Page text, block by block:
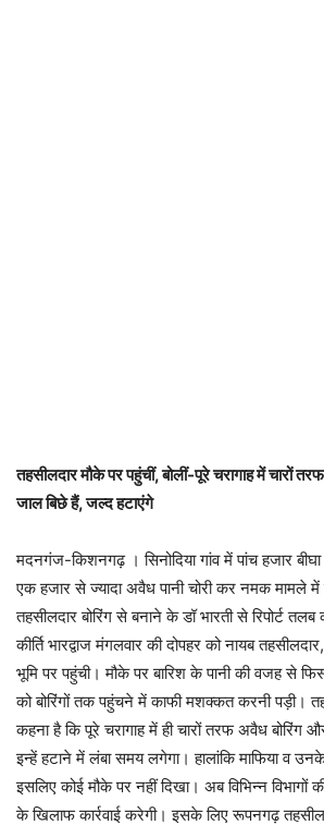
तहसीलदार मौके पर पहुंचीं, बोलीं-पूरे चरागाह में चारों
जाल बिछे हैं, जल्द हटाएंगे
मदनगंज-किशनगढ़ । सिनोदिया गांव में पांच हजार बीघा
एक हजार से ज्यादा अवैध पानी चोरी कर नमक मामले में
तहसीलदार बोरिंग से बनाने के डॉ भारती से रिपोर्ट
कीर्ति भारद्वाज मंगलवार की दोपहर को नायब
भूमि पर पहुंची। मौके पर बारिश के पानी की वजह से
को बोरिंगों तक पहुंचने में काफी मशक्कत करनी पड़ी।
कहना है कि पूरे चरागाह में ही चारों तरफ अवैध बोरिंग
इन्हें हटाने में लंबा समय लगेगा। हालांकि माफिया व
इसलिए कोई मौके पर नहीं दिखा। अब विभिन्न विभागों
के खिलाफ कार्रवाई करेगी। इसके लिए रूपनगढ़